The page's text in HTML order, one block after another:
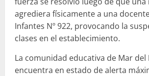
agrediera físicamente a una
Infantes Nº 922, provocando la
clases en el establecimiento.
La comunidad educativa de Mar del
encuentra en estado de alerta